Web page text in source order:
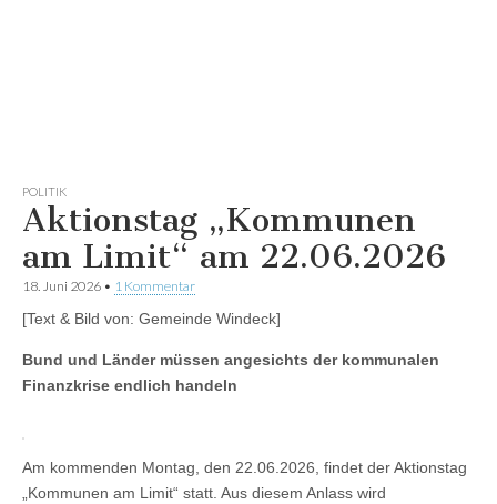
POLITIK
Aktionstag „Kommunen
am Limit“ am 22.06.2026
18. Juni 2026 • 1 Kommentar
[Text & Bild von: Gemeinde Windeck]
Bund und Länder müssen angesichts der kommunalen
Finanzkrise endlich handeln
Am kommenden Montag, den 22.06.2026, findet der Aktionstag
„Kommunen am Limit“ statt. Aus diesem Anlass wird